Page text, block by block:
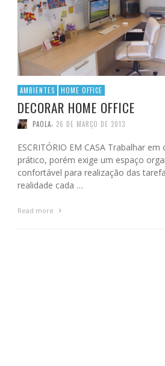
AMBIENTES HOME OFFICE
DECORAR HOME OFFICE
PAOLA 26 DE MARÇO DE 2013
ESCRITÓRIO EM CASA Trabalhar
prático, porém exige um espaço
confortável para realização das
realidade cada …
Read more